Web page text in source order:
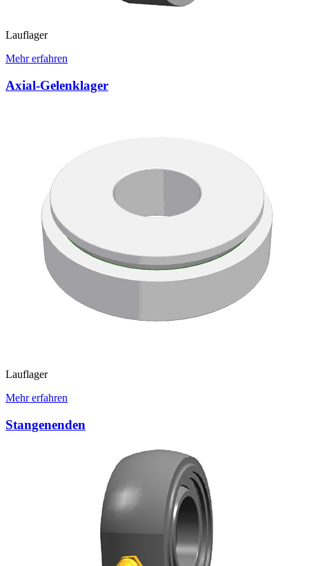
Lauflager
Mehr erfahren
Axial-Gelenklager
Lauflager
Mehr erfahren
Stangenenden